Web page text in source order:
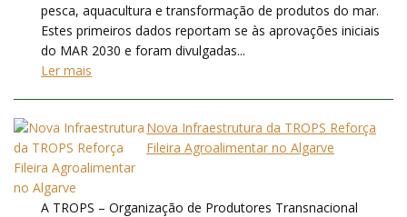
pesca, aquacultura e transformação de produtos do mar.
Estes primeiros dados reportam se às aprovações iniciais
do MAR 2030 e foram divulgadas...
Ler mais
Nova Infraestrutura da TROPS Reforça
Fileira Agroalimentar no Algarve
A TROPS – Organização de Produtores Transnacional